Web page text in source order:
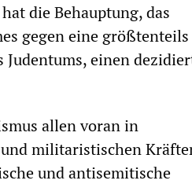
die Behauptung, das
gegen eine größtenteils
Judentums, einen
allen voran in
militaristischen
und antisemitische